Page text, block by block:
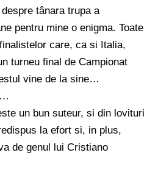
tânara trupa a
pentru mine o enigma. Toate
care, ca si Italia,
turneu final de Campionat
vine de la sine…
un bun suteur, si din lovituri
la efort si, in plus,
de genul lui Cristiano